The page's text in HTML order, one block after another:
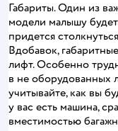
Габариты. Один из
модели малышу
придется
Вдобавок,
лифт. Особенно
в не оборудованных
учитывайте, как вы
у вас есть машина,
вместимостью